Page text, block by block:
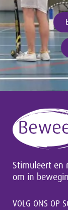
Stimuleert en
om in
VOLG ONS OP